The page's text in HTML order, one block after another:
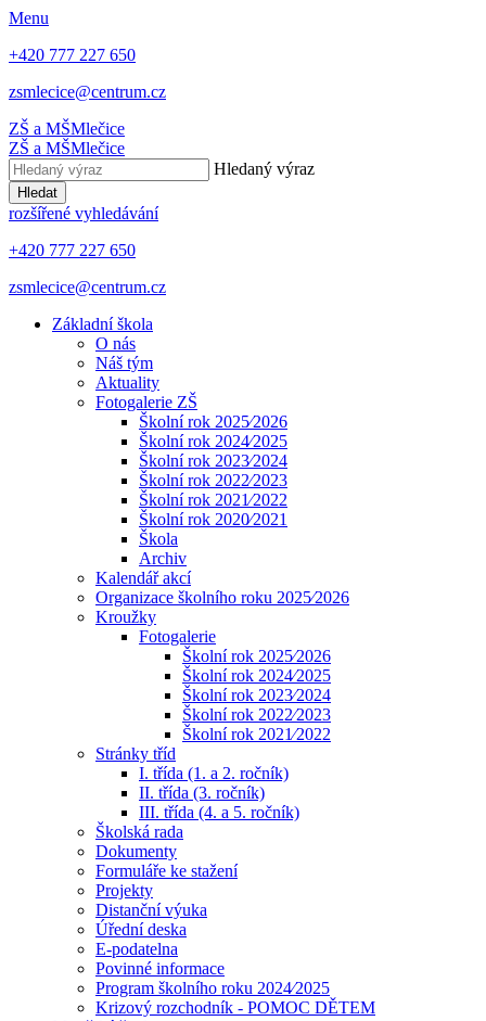
Menu
+420 777 227 650
zsmlecice@centrum.cz
ZŠ a MŠMlečice
ZŠ a MŠMlečice
Hledaný výraz
Hledat
rozšířené vyhledávání
+420 777 227 650
zsmlecice@centrum.cz
Základní škola
O nás
Náš tým
Aktuality
Fotogalerie ZŠ
Školní rok 2025⁄2026
Školní rok 2024⁄2025
Školní rok 2023⁄2024
Školní rok 2022⁄2023
Školní rok 2021⁄2022
Školní rok 2020⁄2021
Škola
Archiv
Kalendář akcí
Organizace školního roku 2025⁄2026
Kroužky
Fotogalerie
Školní rok 2025⁄2026
Školní rok 2024⁄2025
Školní rok 2023⁄2024
Školní rok 2022⁄2023
Školní rok 2021⁄2022
Stránky tříd
I. třída (1. a 2. ročník)
II. třída (3. ročník)
III. třída (4. a 5. ročník)
Školská rada
Dokumenty
Formuláře ke stažení
Projekty
Distanční výuka
Úřední deska
E-podatelna
Povinné informace
Program školního roku 2024⁄2025
Krizový rozchodník - POMOC DĚTEM